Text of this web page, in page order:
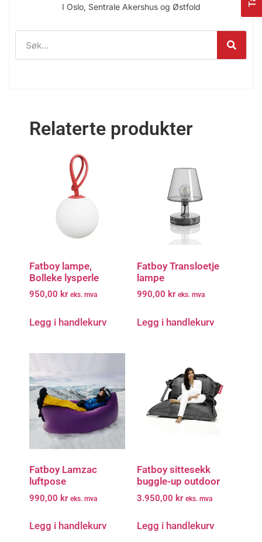
I Oslo, Sentrale Akershus og Østfold
Relaterte produkter
Fatboy lampe,
Bolleke lysperle
950,00 kr eks. mva
Legg i handlekurv
Fatboy Transloetje
lampe
990,00 kr eks. mva
Legg i handlekurv
Fatboy Lamzac
luftpose
990,00 kr eks. mva
Legg i handlekurv
Fatboy sittesekk
buggle-up outdoor
3.950,00 kr eks. mva
Legg i handlekurv